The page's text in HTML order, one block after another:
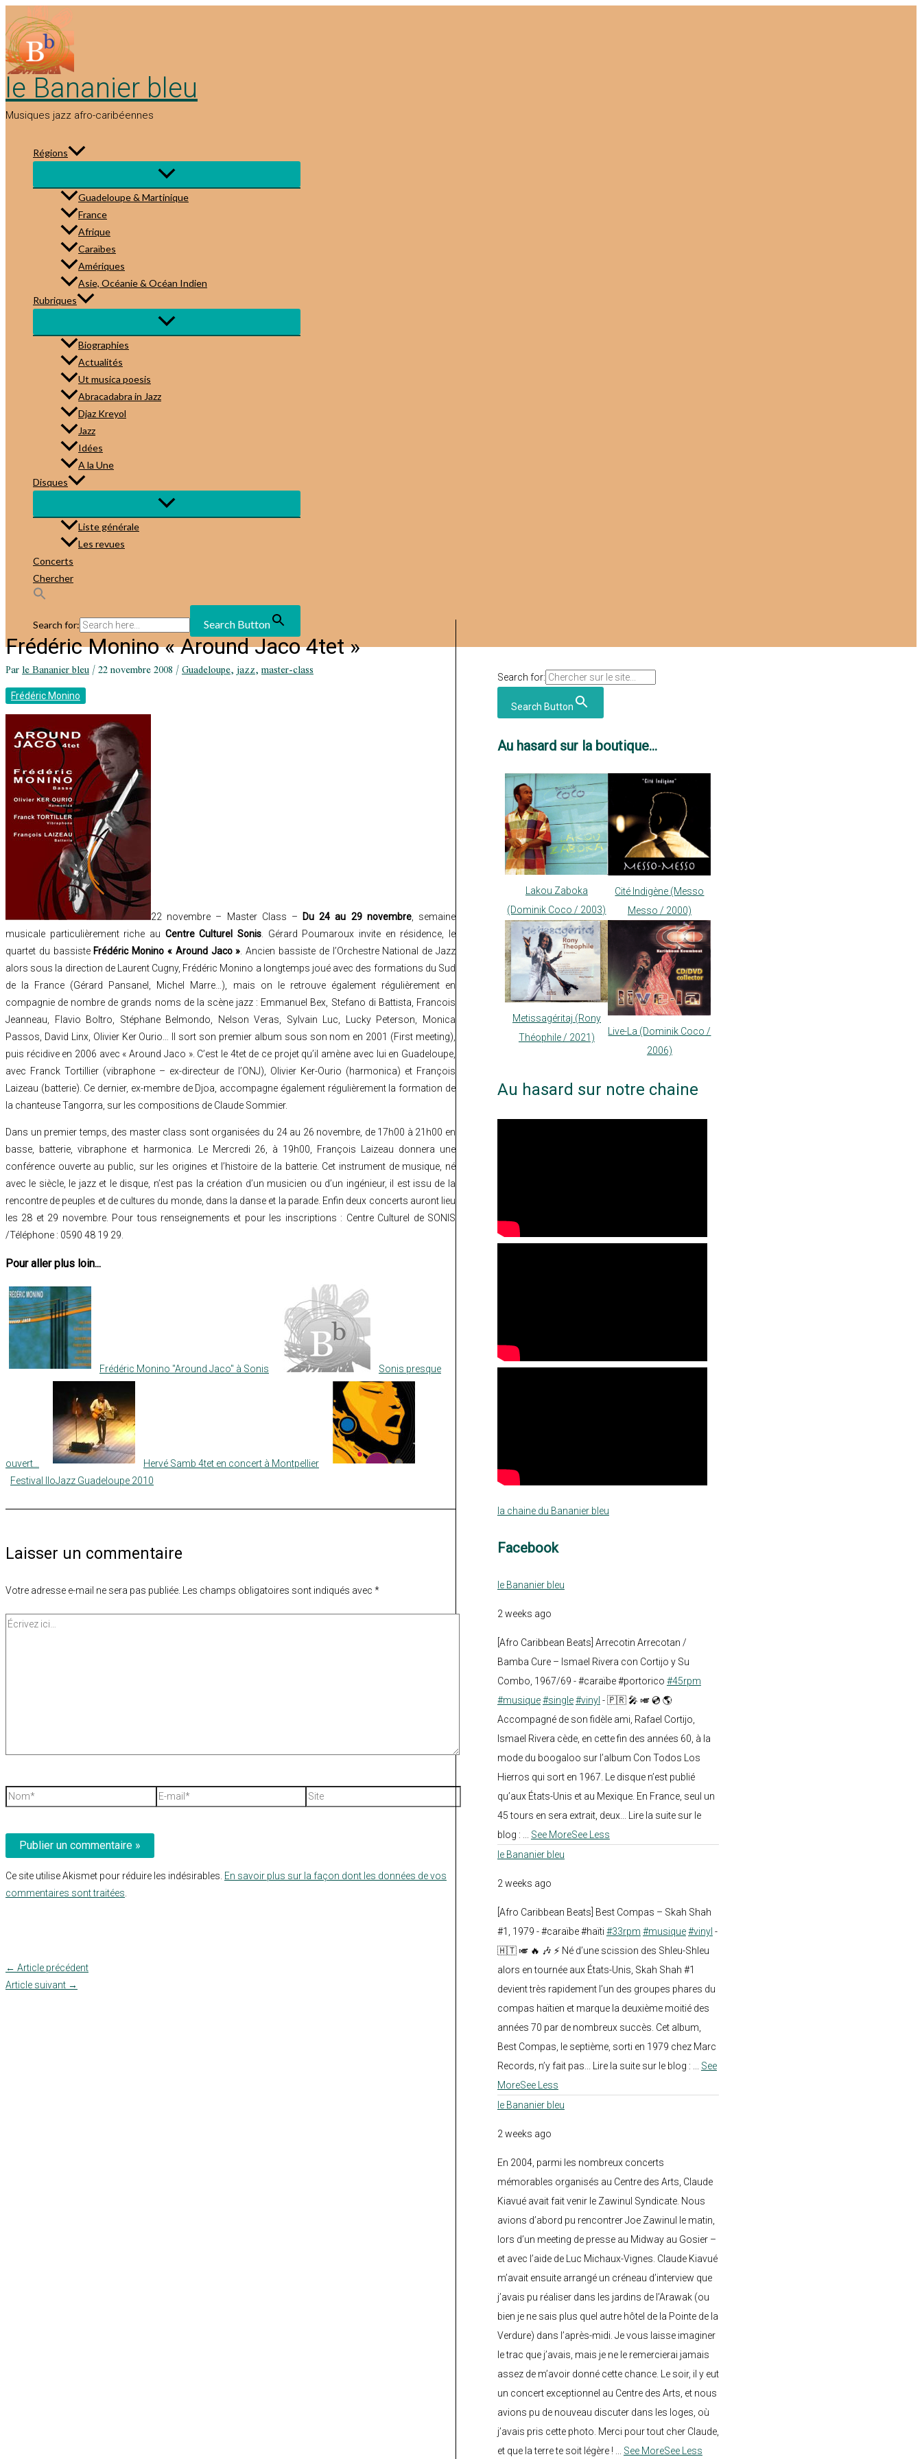
au
contenu
le Bananier bleu
Musiques jazz afro-caribéennes
Régions
Guadeloupe & Martinique
France
Afrique
Caraïbes
Amériques
Asie, Océanie & Océan Indien
Rubriques
Biographies
Actualités
Ut musica poesis
Abracadabra in Jazz
Djaz Kreyol
Jazz
Idées
A la Une
Disques
Liste générale
Les revues
Concerts
Chercher
Search for: Search Button
Frédéric Monino « Around Jaco 4tet »
Parle Bananier bleu/22 novembre 2008/Guadeloupe,jazz,master-class
Frédéric Monino
22 novembre – Master Class – Du 24 au 29 novembre, semaine
musicale particulièrement riche au Centre Culturel Sonis. Gérard Poumaroux invite en résidence, le
quartet du bassiste Frédéric Monino « Around Jaco » . Ancien bassiste de l’Orchestre National de Jazz
alors sous la direction de Laurent Cugny, Frédéric Monino a longtemps joué avec des formations du Sud
de la France (Gérard Pansanel, Michel Marre…), mais on le retrouve également régulièrement en
compagnie de nombre de grands noms de la scène jazz : Emmanuel Bex, Stefano di Battista, Francois
Jeanneau, Flavio Boltro, Stéphane Belmondo, Nelson Veras, Sylvain Luc, Lucky Peterson, Monica
Passos, David Linx, Olivier Ker Ourio… Il sort son premier album sous son nom en 2001 (First meeting),
puis récidive en 2006 avec « Around Jaco ». C’est le 4tet de ce projet qu’il amène avec lui en Guadeloupe,
avec Franck Tortillier (vibraphone – ex-directeur de l’ONJ), Olivier Ker-Ourio (harmonica) et François
Laizeau (batterie). Ce dernier, ex-membre de Djoa, accompagne également régulièrement la formation de
la chanteuse Tangorra, sur les compositions de Claude Sommier.
Dans un premier temps, des master class sont organisées du 24 au 26 novembre, de 17h00 à 21h00 en
basse, batterie, vibraphone et harmonica. Le Mercredi 26, à 19h00, François Laizeau donnera une
conférence ouverte au public, sur les origines et l’histoire de la batterie. Cet instrument de musique, né
avec le siècle, le jazz et le disque, n’est pas la création d’un musicien ou d’un ingénieur, il est issu de la
rencontre de peuples et de cultures du monde, dans la danse et la parade. Enfin deux concerts auront lieu
les 28 et 29 novembre. Pour tous renseignements et pour les inscriptions : Centre Culturel de SONIS
/Téléphone : 0590 48 19 29.
Pour aller plus loin...
Frédéric Monino "Around Jaco" à Sonis Sonis presque
ouvert…
Hervé Samb 4tet en concert à Montpellier
Festival IloJazz Guadeloupe 2010
Laisser un commentaire
Votre adresse e-mail ne sera pas publiée. Les champs obligatoires sont indiqués avec *
Écrivez
Nom*
E-
mail*
Site
Ce site utilise Akismet pour réduire les indésirables. En savoir plus sur la façon dont les données de vos
commentaires sont traitées.
← Article précédent
Article suivant →
Search for:
Search Button
Au hasard sur la boutique...
Lakou Zaboka
(Dominik Coco / 2003)
Cité Indigène (Messo
Messo / 2000)
Metissagéritaj (Rony
Théophile / 2021)
Live-La (Dominik Coco /
2006)
Au hasard sur notre chaine
la chaine du Bananier bleu
Facebook
le Bananier bleu
2 weeks ago
[Afro Caribbean Beats] Arrecotin Arrecotan /
Bamba Cure – Ismael Rivera con Cortijo y Su
Combo, 1967/69 - #caraïbe #portorico #45rpm
#musique#single#vinyl - 🇵🇷 🎤 🎺 💿 🌎
Accompagné de son fidèle ami, Rafael Cortijo,
Ismael Rivera cède, en cette fin des années 60, à la
mode du boogaloo sur l’album Con Todos Los
Hierros qui sort en 1967. Le disque n’est publié
qu’aux États-Unis et au Mexique. En France, seul un
45 tours en sera extrait, deux... Lire la suite sur le
blog : ... See MoreSee Less
le Bananier bleu
2 weeks ago
[Afro Caribbean Beats] Best Compas – Skah Shah
#1, 1979 - #caraïbe #haïti #33rpm #musique#vinyl -
🇭🇹 🎺 🔥 🎶 ⚡ Né d’une scission des Shleu-Shleu
alors en tournée aux États-Unis, Skah Shah #1
devient très rapidement l’un des groupes phares du
compas haïtien et marque la deuxième moitié des
années 70 par de nombreux succès. Cet album,
Best Compas, le septième, sorti en 1979 chez Marc
Records, n’y fait pas... Lire la suite sur le blog : ... See
MoreSee Less
le Bananier bleu
2 weeks ago
En 2004, parmi les nombreux concerts
mémorables organisés au Centre des Arts, Claude
Kiavué avait fait venir le Zawinul Syndicate. Nous
avions d’abord pu rencontrer Joe Zawinul le matin,
lors d’un meeting de presse au Midway au Gosier –
et avec l’aide de Luc Michaux-Vignes. Claude Kiavué
m’avait ensuite arrangé un créneau d’interview que
j’avais pu réaliser dans les jardins de l’Arawak (ou
bien je ne sais plus quel autre hôtel de la Pointe de la
Verdure) dans l’après-midi. Je vous laisse imaginer
le trac que j’avais, mais je ne le remercierai jamais
assez de m’avoir donné cette chance. Le soir, il y eut
un concert exceptionnel au Centre des Arts, et nous
avions pu de nouveau discuter dans les loges, où
j’avais pris cette photo. Merci pour tout cher Claude,
et que la terre te soit légère ! ... See MoreSee Less